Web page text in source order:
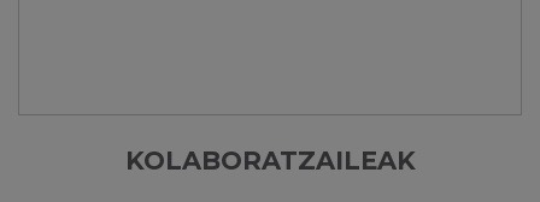
KOLABORATZAILEAK